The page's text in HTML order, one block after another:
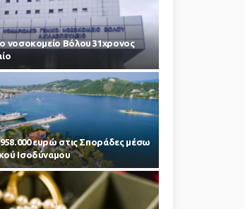
νοσοκομείο Βόλου 31χρονος
ευρώ στις Σποράδες μέσω
Ισοδύναμου